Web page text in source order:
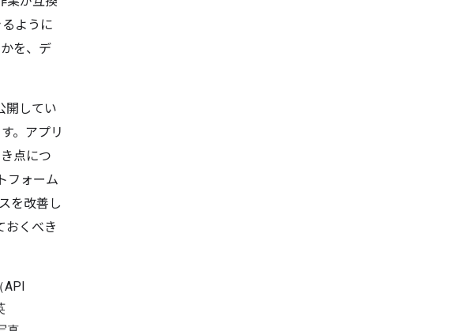
ように
を、デ
開してい
。アプリ
点につ
フォーム
を改善し
おくべき
API